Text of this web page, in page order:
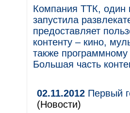
Компания ТТК, один
запустила
предоставляет
контенту – кино,
также
Большая часть
02.11.2012 Первый
(Новости)